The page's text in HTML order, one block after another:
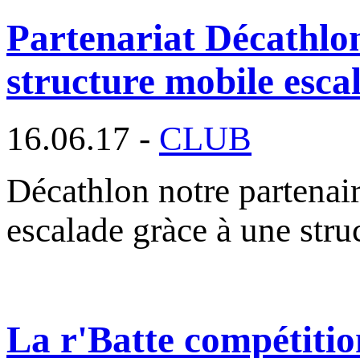
Partenariat
structure mobile
16.06.17 - CLUB
Décathlon notre
escalade gràce à une
La r'Batte